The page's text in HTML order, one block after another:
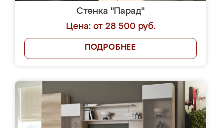
Стенка "Парад"
Цена: от 28 500 руб.
ПОДРОБНЕЕ